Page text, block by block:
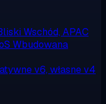
Wschód, APAC
Wbudowana
v6, własne v4